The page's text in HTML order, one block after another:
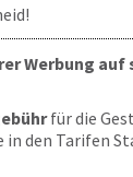
Werbung auf
für die
den Tarifen